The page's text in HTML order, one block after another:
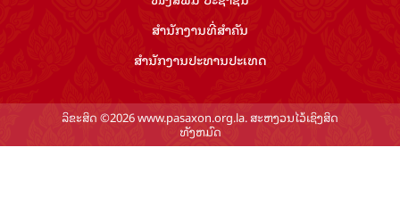
ສຳ​ນັກ​ງານ​ທີ່​ສຳ​ຄັນ
ສຳ​ນັກ​ງານ​ປະ​ທານ​ປະ​ເທດ
ລິຂະສິດ ©2026 www.pasaxon.org.la. ສະຫງວນໄວ້ເຊິງສິດ
ທັງຫມົດ